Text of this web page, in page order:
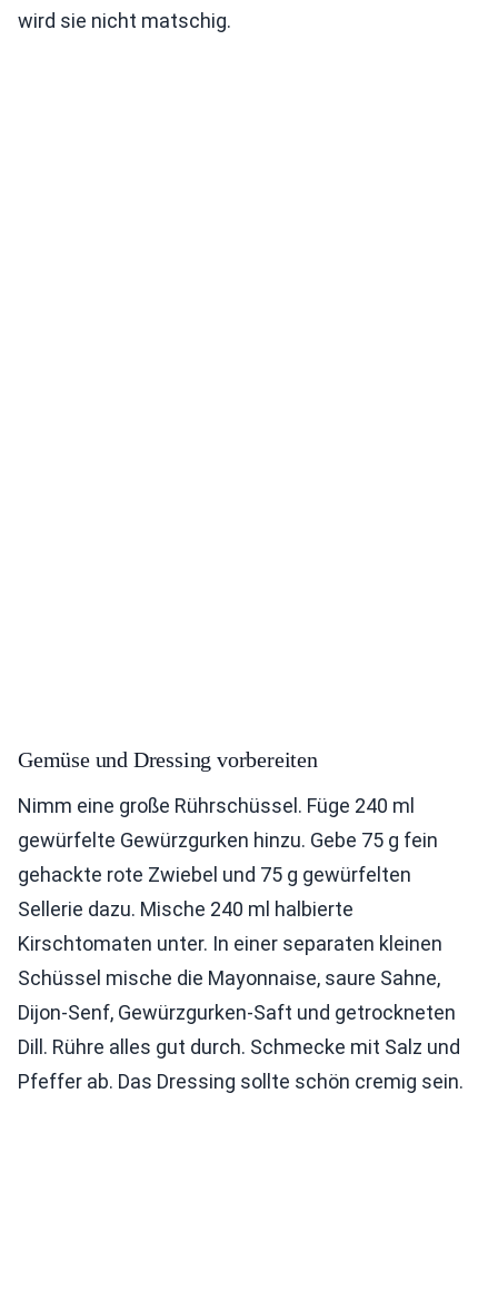
wird sie nicht matschig.
Gemüse und Dressing vorbereiten
Nimm eine große Rührschüssel. Füge 240 ml
gewürfelte Gewürzgurken hinzu. Gebe 75 g fein
gehackte rote Zwiebel und 75 g gewürfelten
Sellerie dazu. Mische 240 ml halbierte
Kirschtomaten unter. In einer separaten kleinen
Schüssel mische die Mayonnaise, saure Sahne,
Dijon-Senf, Gewürzgurken-Saft und getrockneten
Dill. Rühre alles gut durch. Schmecke mit Salz und
Pfeffer ab. Das Dressing sollte schön cremig sein.